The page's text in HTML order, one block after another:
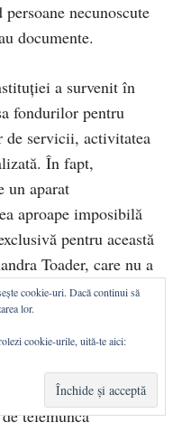
necunoscute
documente.
a survenit în
fondurilor pentru
de servicii, activitatea
În fapt,
un aparat
aproape imposibilă
pentru această
Toader, care nu a
care îi fusese
situații, doamna
iresponsabilității
angajații în
prealabilă a
telemuncă
cookie-uri. Dacă continui să
lor.
cookie-urile, uită-te aici: